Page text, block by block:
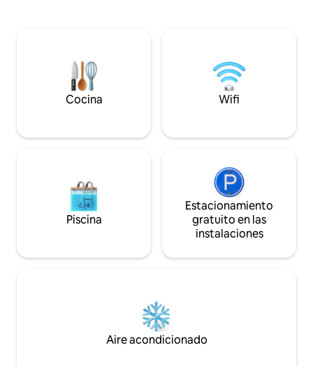
con muebles de calidad para hacer de su
estancia un paréntesis inolvidable en un
entorno idílico!
Cocina Wifi
Piscina
Estacionamiento
gratuito en las
instalaciones
Aire acondicionado